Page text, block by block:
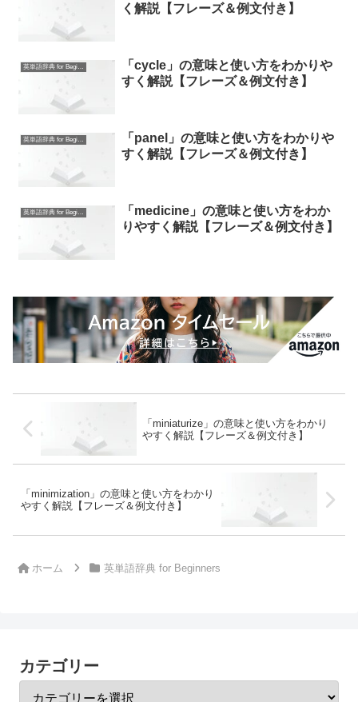
く解説【フレーズ＆例文付き】
英単語辞典 for Beginners
「cycle」の意味と使い方をわかりや
すく解説【フレーズ＆例文付き】
英単語辞典 for Beginners
「panel」の意味と使い方をわかりや
すく解説【フレーズ＆例文付き】
英単語辞典 for Beginners
「medicine」の意味と使い方をわか
りやすく解説【フレーズ＆例文付き】
「miniaturize」の意味と使い方をわかり
やすく解説【フレーズ＆例文付き】
「minimization」の意味と使い方をわかり
やすく解説【フレーズ＆例文付き】
ホーム 英単語辞典 for Beginners
カテゴリー